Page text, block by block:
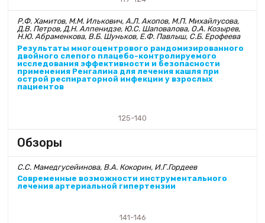
Р.Ф. Хамитов, М.М. Илькович, А.Л. Акопов, М.П. Михайлусова,
Д.В. Петров, Д.Н. Алпенидзе, Ю.С. Шаповалова, О.А. Козырев,
Н.Ю. Абраменкова, В.Б. Шуньков, Е.Ф. Павлыш, С.Б. Ерофеева
Результаты многоцентрового рандомизированного
двойного слепого плацебо-контролируемого
исследования эффективности и безопасности
применения Ренгалина для лечения кашля при
острой респираторной инфекции у взрослых
пациентов
125-140
Обзоры
С.С. Мамедгусейинова, В.А. Кокорин, И.Г.Гордеев
Современные возможности инструментального
лечения артериальной гипертензии
141-146